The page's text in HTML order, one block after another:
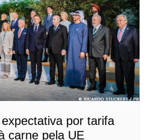
por tarifa
carne pela UE